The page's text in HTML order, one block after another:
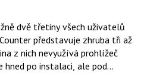
dvě třetiny všech uživatelů
představuje zhruba tři až
z nich nevyužívá prohlížeč
hned po instalaci, ale pod